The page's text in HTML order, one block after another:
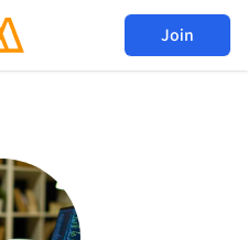
Join